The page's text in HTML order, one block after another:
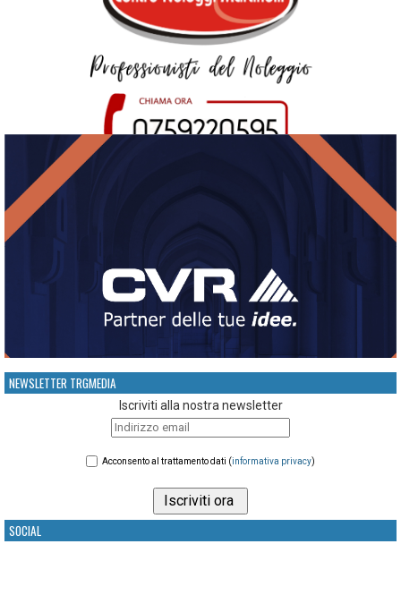
NEWSLETTER TRGMEDIA
Iscriviti alla nostra newsletter
Acconsento al trattamento dati (informativa privacy)
SOCIAL